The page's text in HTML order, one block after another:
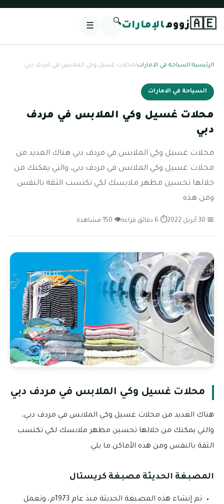
🇦🇪زوومالإمارات🔍
☰
الرئيسية/السياحة في الامارات/محلات غسيل وكي الملابس في مردف دبي
السياحة في الامارات
محلات غسيل وكي الملابس في مردف
دبي
محلات غسيل وكي الملابس في مردف دبي هناك العديد من
محلات غسيل وكي الملابس في مردف دبي، والتي يمكنك من
خلالها تحسين مظهر ملابسك لكي تكتسب الثقة بالنفس
ومن هذه
📅 30 أبريل 2022 ⏱ 6 دقائق قراءة 👁 150 مشاهدة
محلات غسيل وكي الملابس في مردف دبي
هناك العديد من محلات غسيل وكي الملابس في مردف دبي،
والتي يمكنك من خلالها تحسين مظهر ملابسك لكي تكتسب
الثقة بالنفس ومن هذه الأماكن ما يلي.
المصبغة الحديثة مصبغة كريستال
تم إنشاء هذه المصبغة الحديثة منذ عام 1973م، وتعمل